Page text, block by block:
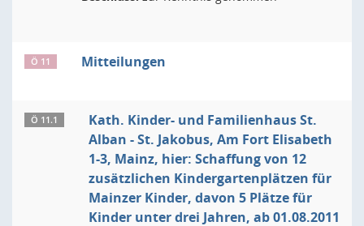
Ö 11 Mitteilungen
Ö 11.1
Kath. Kinder- und Familienhaus St.
Alban - St. Jakobus, Am Fort Elisabeth
1-3, Mainz, hier: Schaffung von 12
zusätzlichen Kindergartenplätzen für
Mainzer Kinder, davon 5 Plätze für
Kinder unter drei Jahren, ab 01.08.2011